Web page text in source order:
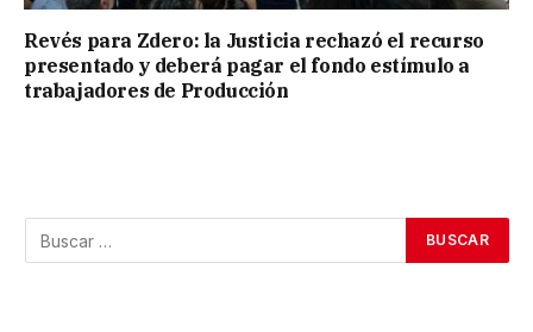
Revés para Zdero: la Justicia rechazó el recurso
presentado y deberá pagar el fondo estímulo a
trabajadores de Producción